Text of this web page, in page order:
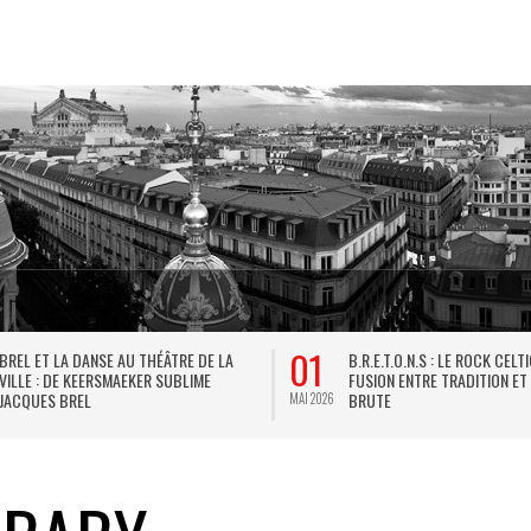
BREL ET LA DANSE AU THÉÂTRE DE LA
VILLE : DE KEERSMAEKER SUBLIME
JACQUES BREL
01
MAI 2026
B.R.E.T.O.N.S : LE ROCK
FUSION ENTRE TRADITION ET
BRUTE